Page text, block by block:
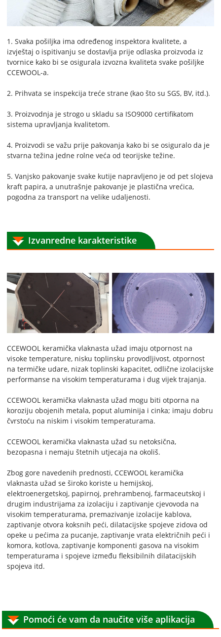
1. Svaka pošiljka ima određenog inspektora kvalitete, a
izvještaj o ispitivanju se dostavlja prije odlaska proizvoda iz
tvornice kako bi se osigurala izvozna kvaliteta svake pošiljke
CCEWOOL-a.
2. Prihvata se inspekcija treće strane (kao što su SGS, BV, itd.).
3. Proizvodnja je strogo u skladu sa ISO9000 certifikatom
sistema upravljanja kvalitetom.
4. Proizvodi se važu prije pakovanja kako bi se osiguralo da je
stvarna težina jedne rolne veća od teorijske težine.
5. Vanjsko pakovanje svake kutije napravljeno je od pet slojeva
kraft papira, a unutrašnje pakovanje je plastična vrećica,
pogodna za transport na velike udaljenosti.
Izvanredne karakteristike
CCEWOOL keramička vlaknasta užad imaju otpornost na
visoke temperature, nisku toplinsku provodljivost, otpornost
na termičke udare, nizak toplinski kapacitet, odlične izolacijske
performanse na visokim temperaturama i dug vijek trajanja.
CCEWOOL keramička vlaknasta užad mogu biti otporna na
koroziju obojenih metala, poput aluminija i cinka; imaju dobru
čvrstoću na niskim i visokim temperaturama.
CCEWOOL keramička vlaknasta užad su netoksična,
bezopasna i nemaju štetnih utjecaja na okoliš.
Zbog gore navedenih prednosti, CCEWOOL keramička
vlaknasta užad se široko koriste u hemijskoj,
elektroenergetskoj, papirnoj, prehrambenoj, farmaceutskoj i
drugim industrijama za izolaciju i zaptivanje cjevovoda na
visokim temperaturama, premazivanje izolacije kablova,
zaptivanje otvora koksnih peći, dilatacijske spojeve zidova od
opeke u pećima za pucanje, zaptivanje vrata električnih peći i
komora, kotlova, zaptivanje komponenti gasova na visokim
temperaturama i spojeve između fleksibilnih dilatacijskih
spojeva itd.
Pomoći će vam da naučite više aplikacija